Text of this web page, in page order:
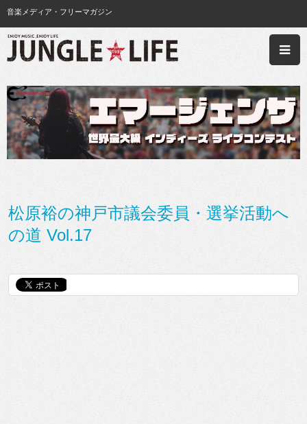
音楽メディア・フリーマガジン
松原裕の神戸市議会委員・選挙活動へ
の道 Vol.17